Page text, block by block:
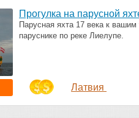
Прогулка на парусной
Парусная яхта 17 века к
паруснике по реке Лиелупе.
Латвия